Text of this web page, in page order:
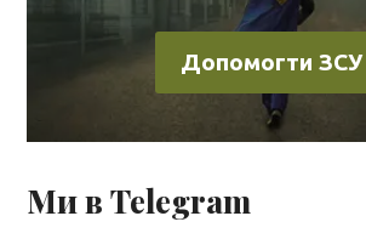
Допомогти ЗСУ
Ми в Telegram